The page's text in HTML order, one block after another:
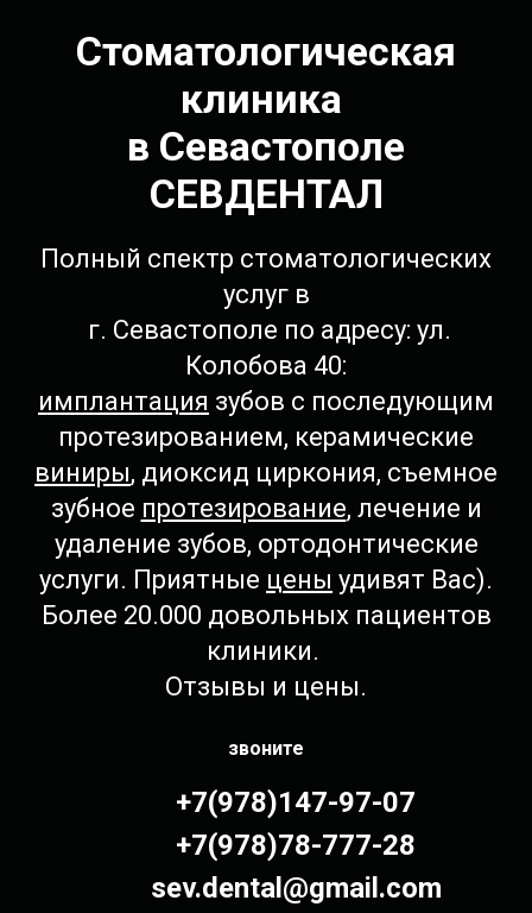
Стоматологическая
клиника
в Севастополе
СЕВДЕНТАЛ
Полный спектр стоматологических
услуг в
г. Севастополе по адресу: ул.
Колобова 40:
имплантация зубов с последующим
протезированием, керамические
виниры, диоксид циркония, съемное
зубное протезирование, лечение и
удаление зубов, ортодонтические
услуги. Приятные цены удивят Вас).
Более 20.000 довольных пациентов
клиники.
Отзывы и цены.
звоните
+7(978)147-97-07
+7(978)78-777-28
sev.dental@gmail.com